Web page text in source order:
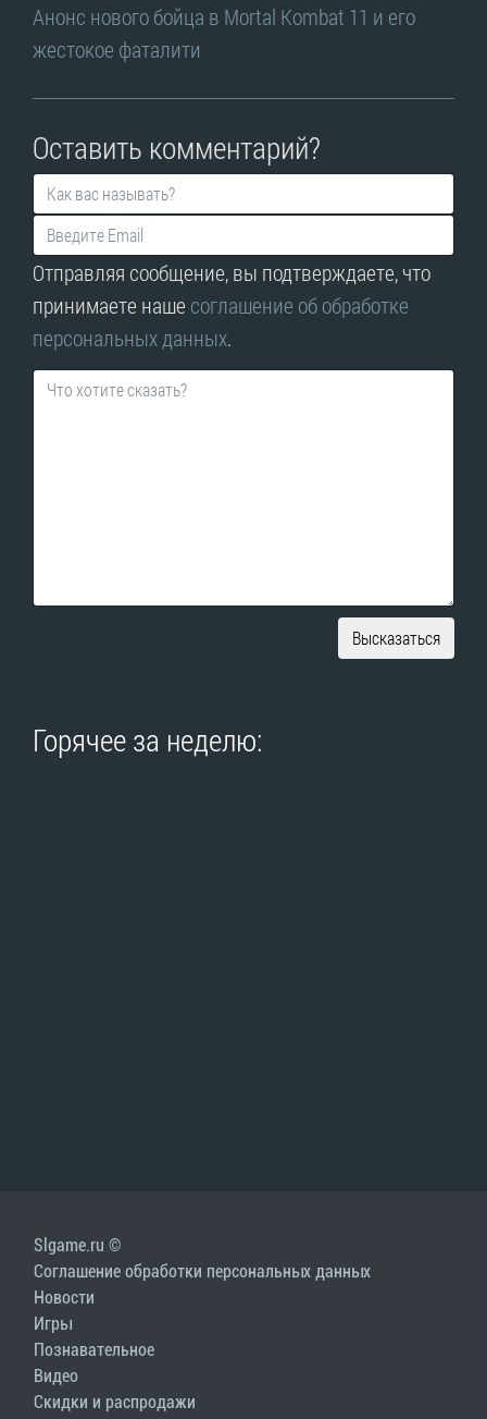
Анонс нового бойца в Mortal Kombat 11 и его
жестокое фаталити
Оставить комментарий?
Отправляя сообщение, вы подтверждаете, что
принимаете наше соглашение об обработке
персональных данных.
Высказаться
Горячее за неделю:
Slgame.ru ©
Соглашение обработки персональных данных
Новости
Игры
Познавательное
Видео
Скидки и распродажи